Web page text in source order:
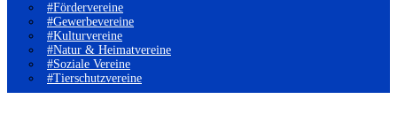
#Fördervereine
#Gewerbevereine
#Kulturvereine
#Natur & Heimatvereine
#Soziale Vereine
#Tierschutzvereine